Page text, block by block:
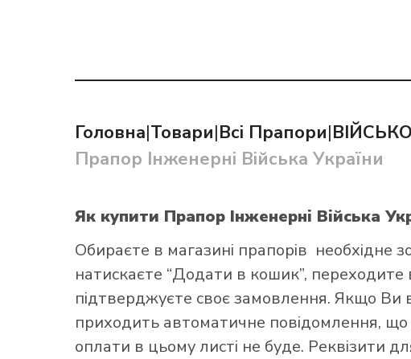
Головна|Товари|Всі Прапори|
Прапор Інженерні Війська України
Як купити Прапор Інженерні Війська
Обираєте в магазині прапорів необхідне
натискаєте “Додати в кошик”, переходите
підтверджуєте своє замовлення. Якщо
приходить автоматичне повідомлення,
оплати в цьому листі не буде. Реквізити